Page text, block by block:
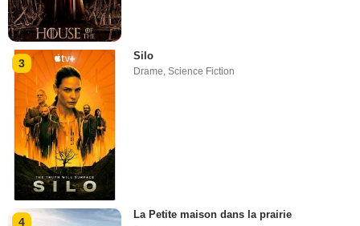
3
Silo
Drame,Science Fiction
4
La Petite maison dans la prairie